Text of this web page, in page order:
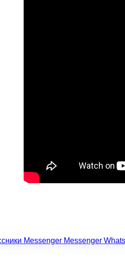
Messenger Messenger